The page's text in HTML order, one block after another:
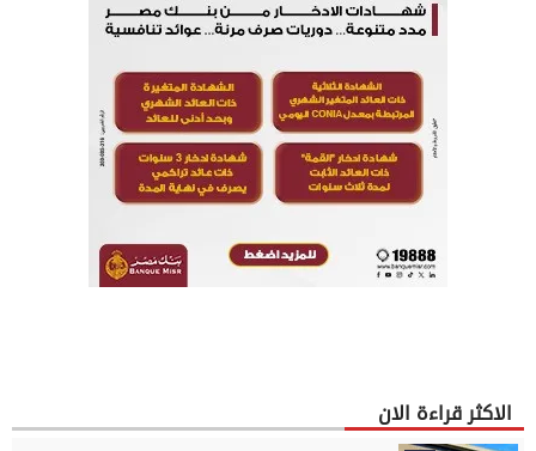
الاكثر قراءة الان